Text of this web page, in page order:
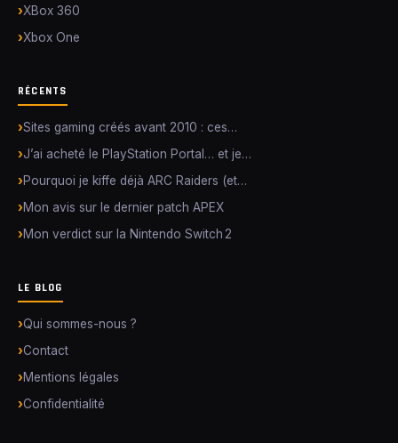
XBox 360
Xbox One
RÉCENTS
Sites gaming créés avant 2010 : ces…
J’ai acheté le PlayStation Portal… et je…
Pourquoi je kiffe déjà ARC Raiders (et…
Mon avis sur le dernier patch APEX
Mon verdict sur la Nintendo Switch 2
LE BLOG
Qui sommes-nous ?
Contact
Mentions légales
Confidentialité